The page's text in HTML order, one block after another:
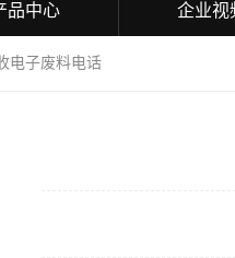
品中心 企业视
电子废料电话